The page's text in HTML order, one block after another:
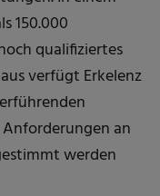
150.000
qualifiziertes
verfügt Erkelenz
an
werden